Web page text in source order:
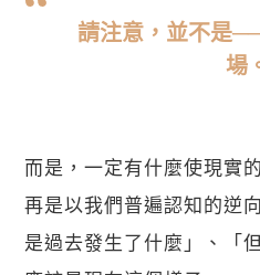
請注意，並不是
場
而是，一定有什麼使現實
再是以我們普遍認知的逆
是過去發生了什麼」、「